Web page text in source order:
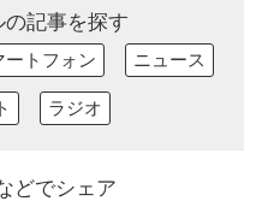
記事を探す
ートフォン ニュース
ラジオ
どでシェア